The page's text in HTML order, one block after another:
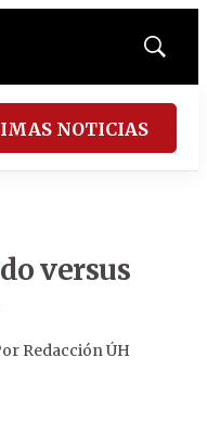
Mostrar
NOTICIAS
versus
Redacción ÚH